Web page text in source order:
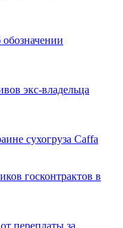
экс-владельца
сухогруза Caffa
госконтрактов в
переплаты за